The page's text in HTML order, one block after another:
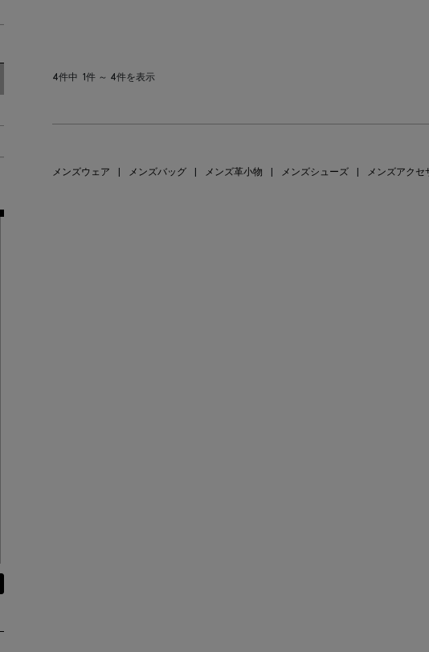
4件中 1件 ～ 4件を表示
メンズウェア メンズバッグ メンズ革小物 メンズシューズ メンズアクセ